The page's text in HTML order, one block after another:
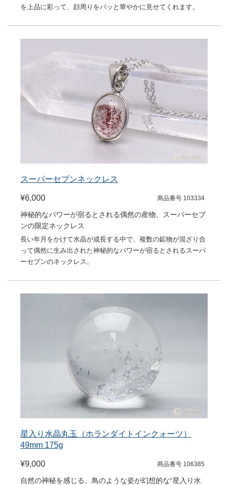
を上品に彩って、顔周りをパッと華やかに見せてくれます。
スーパーセブンネックレス
¥6,000 商品番号 103334
神秘的なパワーが宿るとされる偶然の産物、スーパーセブ
ンの限定ネックレス
長い年月をかけて水晶が成長する中で、複数の鉱物が混ざり合
って偶然に生み出された神秘的なパワーが宿るとされるスーパ
ーセブンのネックレス。
星入り水晶丸玉（ホランダイトインクォーツ）
49mm 175g
¥9,000 商品番号 106385
自然の神秘を感じる、鳥のような姿が幻想的な“星入り水